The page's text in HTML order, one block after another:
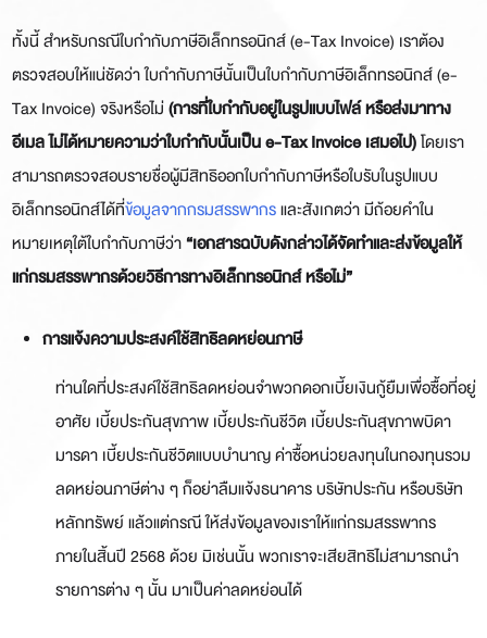
ทั้งนี้ สำหรับกรณีใบกำกับภาษีอิเล็กทรอนิกส์ (e-Tax Invoice) เราต้อง
ตรวจสอบให้แน่ชัดว่า ใบกำกับภาษีนั้นเป็นใบกำกับภาษีอิเล็กทรอนิกส์ (e-
Tax Invoice) จริงหรือไม่(การที่ใบกำกับอยู่ในรูปแบบไฟล์ หรือส่งมาทาง
อีเมล ไม่ได้หมายความว่าใบกำกับนั้นเป็นe-Tax Invoice เสมอไป)โดยเรา
สามารถตรวจสอบรายชื่อผู้มีสิทธิออกใบกำกับภาษีหรือใบรับในรูปแบบ
อิเล็กทรอนิกส์ได้ที่ข้อมูลจากกรมสรรพากรและสังเกตว่า มีถ้อยคำใน
หมายเหตุใต้ใบกำกับภาษีว่า“เอกสารฉบับดังกล่าวได้จัดทำและส่งข้อมูลให้
แก่กรมสรรพากรด้วยวิธีการทางอิเล็กทรอนิกส์ หรือไม่”
การแจ้งความประสงค์ใช้สิทธิลดหย่อนภาษี
ท่านใดที่ประสงค์ใช้สิทธิลดหย่อนจำพวกดอกเบี้ยเงินกู้ยืมเพื่อซื้อที่อยู่
อาศัย เบี้ยประกันสุขภาพ เบี้ยประกันชีวิต เบี้ยประกันสุขภาพบิดา
มารดา เบี้ยประกันชีวิตแบบบำนาญ ค่าซื้อหน่วยลงทุนในกองทุนรวม
ลดหย่อนภาษีต่าง ๆ ก็อย่าลืมแจ้งธนาคาร บริษัทประกัน หรือบริษัท
หลักทรัพย์ แล้วแต่กรณี ให้ส่งข้อมูลของเราให้แก่กรมสรรพากร
ภายในสิ้นปี 2568 ด้วย มิเช่นนั้น พวกเราจะเสียสิทธิไม่สามารถนำ
รายการต่าง ๆ นั้น มาเป็นค่าลดหย่อนได้